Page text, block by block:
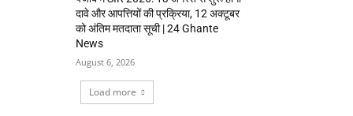
दावे और आपत्तियों की प्रक्रिया, 12 अक्टूबर
को अंतिम मतदाता सूची | 24 Ghante
News
August 6, 2026
Load more